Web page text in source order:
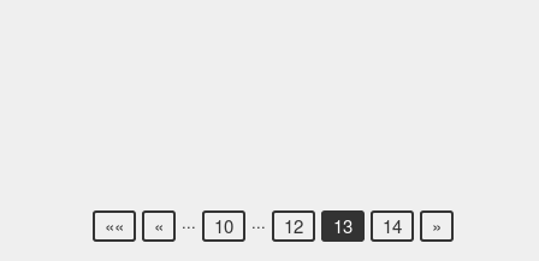
«« « ... 10 ... 12 13 14 »